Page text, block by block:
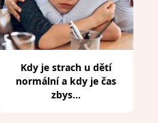
Kdy je strach u dětí
normální a kdy je čas
zbys...